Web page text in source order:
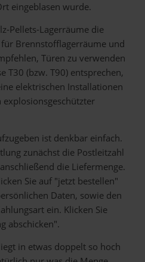
eingeblasen wurde.
Pellets-Lagerräume die
Brennstofflagerräume und
Türen zu verwenden
T30 (bzw. T90) entsprechen,
elektrischen Installationen
ist denkbar einfach.
zunächst die Postleitzahl
die Liefermenge.
Sie auf "jetzt bestellen"
Daten, sowie den
ein. Klicken Sie
abschicken".
in etwas doppelt so hoch